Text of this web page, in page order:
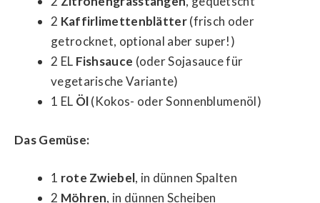
2 Kaffirlimettenblätter(frisch oder
getrocknet, optional aber super!)
2 EL Fishsauce (oder Sojasauce für
vegetarische Variante)
1 EL Öl(Kokos- oder Sonnenblumenöl)
Das Gemüse:
1 rote Zwiebel, in dünnen Spalten
2 Möhren, in dünnen Scheiben